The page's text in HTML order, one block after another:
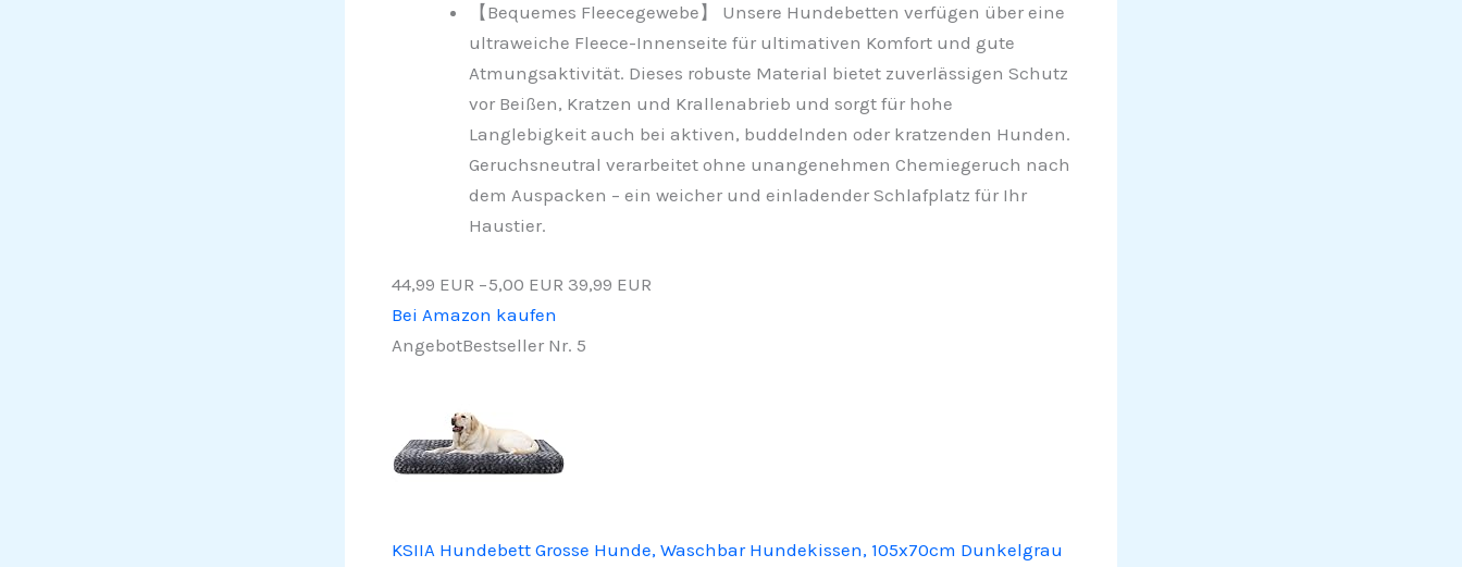
【Bequemes Fleecegewebe】 Unsere Hundebetten verfügen über eine
ultraweiche Fleece-Innenseite für ultimativen Komfort und gute
Atmungsaktivität. Dieses robuste Material bietet zuverlässigen Schutz
vor Beißen, Kratzen und Krallenabrieb und sorgt für hohe
Langlebigkeit auch bei aktiven, buddelnden oder kratzenden Hunden.
Geruchsneutral verarbeitet ohne unangenehmen Chemiegeruch nach
dem Auspacken – ein weicher und einladender Schlafplatz für Ihr
Haustier.
44,99 EUR −5,00 EUR 39,99 EUR
Bei Amazon kaufen
AngebotBestseller Nr. 5
KSIIA Hundebett Grosse Hunde, Waschbar Hundekissen, 105x70cm Dunkelgrau